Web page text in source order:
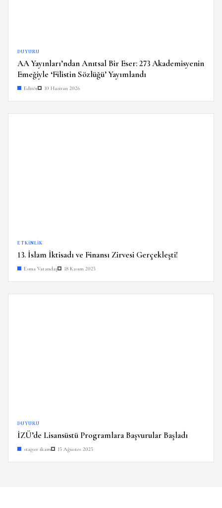
DUYURU
AA Yayınları’ndan Anıtsal Bir Eser: 273 Akademisyenin
Emeğiyle ‘Filistin Sözlüğü’ Yayımlandı
Editör 10 Haziran 2026
ETKINLIK
13. İslam İktisadı ve Finansı Zirvesi Gerçekleşti!
Esma Vatandaş 18 Kasım 2025
DUYURU
İZÜ’de Lisansüstü Programlara Başvurular Başladı
stajyer ikam 15 Ağustos 2025